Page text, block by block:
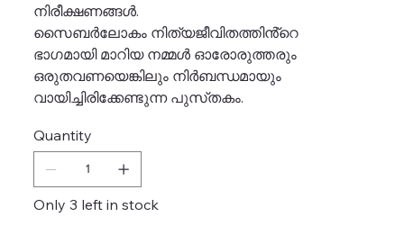
നിരീക്ഷണങ്ങൾ.
സൈബർലോകം നിത്യജീവിതത്തിൻ്റെ
ഭാഗമായി മാറിയ നമ്മൾ ഓരോരുത്തരും
ഒരുതവണയെങ്കിലും നിർബന്ധമായും
വായിച്ചിരിക്കേണ്ടുന്ന പുസ്‌തകം.
Quantity
Only 3 left in stock